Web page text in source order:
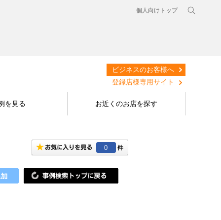
個人向けトップ
ビジネスのお客様へ
登録店様専用サイト
を見る お近くのお店を探す
0